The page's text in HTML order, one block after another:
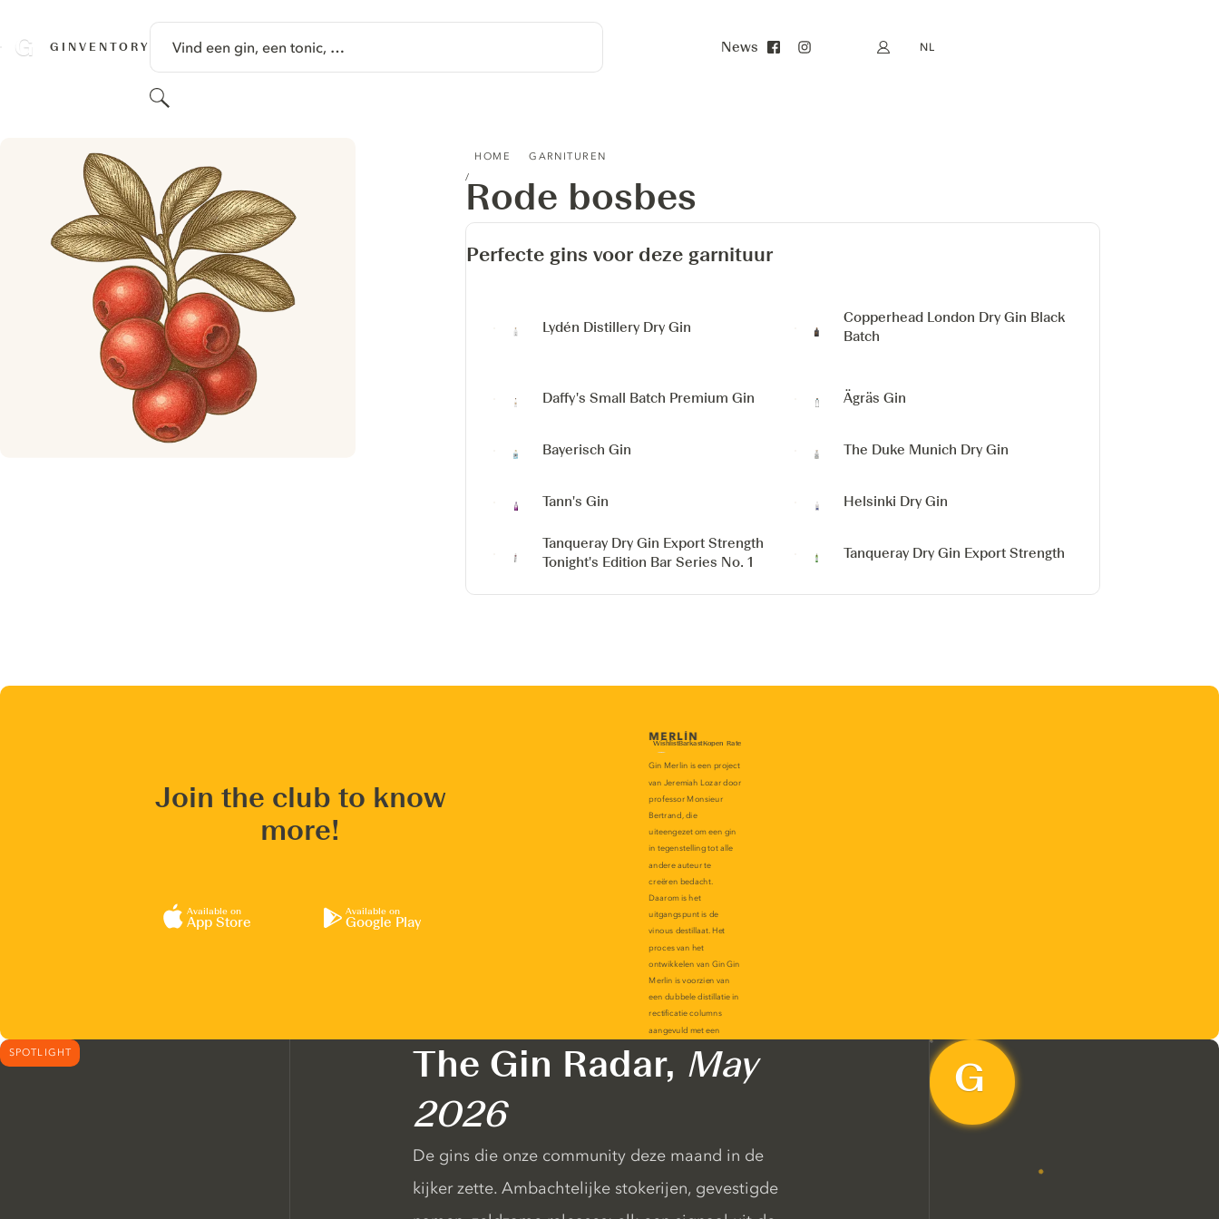
GINVENTORY Vind een gin, een tonic, …
Zoeken
News Mijn account
NL
HOME GARNITUREN
Rode bosbes
Perfecte gins voor deze garnituur
Lydén Distillery Dry Gin
Copperhead London Dry Gin Black
Batch
Daffy's Small Batch Premium Gin Ägräs Gin
Bayerisch Gin The Duke Munich Dry Gin
Tann's Gin Helsinki Dry Gin
Tanqueray Dry Gin Export Strength
Tonight's Edition Bar Series No. 1
Tanqueray Dry Gin Export Strength
Join the club to know
more!
Available on
App Store
Available on
Google Play
SPOTLIGHT The Gin Radar, May
2026
De gins die onze community deze maand in de
kijker zette. Ambachtelijke stokerijen, gevestigde